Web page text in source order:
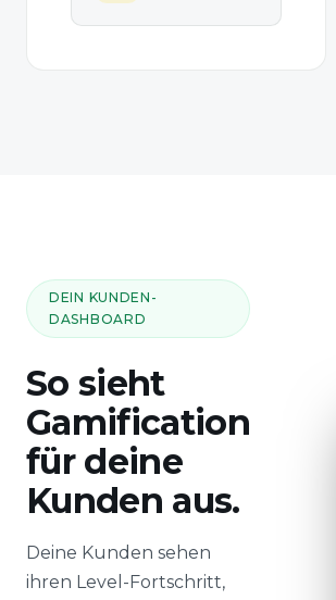
DEIN KUNDEN-
DASHBOARD
So sieht
Gamification
für deine
Kunden aus.
Deine Kunden sehen
ihren Level-Fortschritt,